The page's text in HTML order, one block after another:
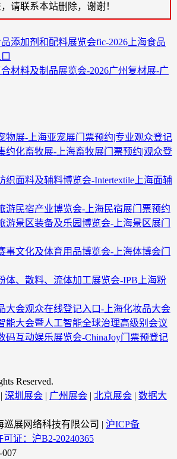
请联系本站删除，谢谢！
添加剂和配料展览会fic-2026上海食品
材料及制品展览会-2026广州复材展-广
物展-上海亚宠展门票预约|专业观众登记
约化畜牧展-上海畜牧展门票预约|观众登
织面料及辅料博览会-Intertextile上海面辅
游民宿产业博览会-上海民宿展门票预约
游景区装备及乐园博览会-上海景区展门
事文化及体育用品博览会-上海体博会门
体、散料、流体加工展览会-IPB上海粉
大会观众在线登记入口-上海化妆品大会
能大会暨人工智能全球治理高级别会议
码互动娱乐展览会-ChinaJoy门票预登记
Reserved.
| 深圳展会 | 广州展会 | 北京展会 | 数据大
巡展网络科技有限公司 | 沪ICP备
可证：沪B2-20240365